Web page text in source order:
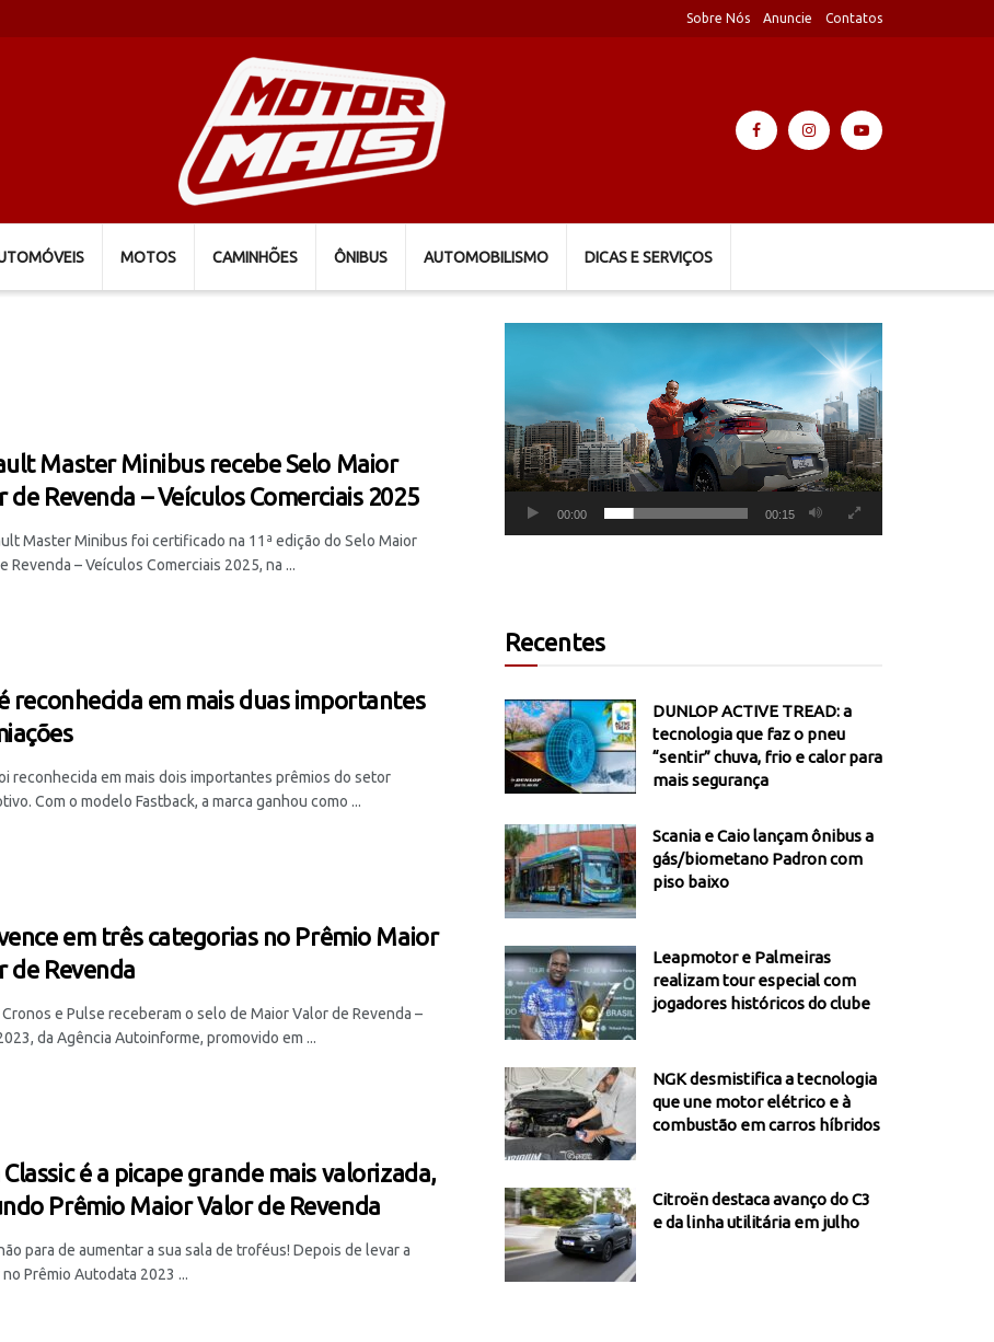
Sobre Nós Anuncie Contatos
MOTOS CAMINHÕES ÔNIBUS AUTOMOBILISMO DICAS E SERVIÇOS
Master Minibus recebe Selo Maior
de Revenda – Veículos Comerciais 2025
Master Minibus foi certificado na 11ª edição do Selo Maior
Revenda – Veículos Comerciais 2025, na ...
reconhecida em mais duas importantes
reconhecida em mais dois importantes prêmios do setor
Com o modelo Fastback, a marca ganhou como ...
em três categorias no Prêmio Maior
de Revenda
Cronos e Pulse receberam o selo de Maior Valor de Revenda –
da Agência Autoinforme, promovido em ...
Classic é a picape grande mais valorizada,
Prêmio Maior Valor de Revenda
para de aumentar a sua sala de troféus! Depois de levar a
Prêmio Autodata 2023 ...
00:00 00:15
Recentes
DUNLOP ACTIVE TREAD: a
tecnologia que faz o pneu
“sentir” chuva, frio e calor para
mais segurança
Scania e Caio lançam ônibus a
gás/biometano Padron com
piso baixo
Leapmotor e Palmeiras
realizam tour especial com
jogadores históricos do clube
NGK desmistifica a tecnologia
que une motor elétrico e à
combustão em carros híbridos
Citroën destaca avanço do C3
e da linha utilitária em julho